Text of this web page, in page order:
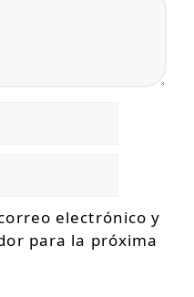
electrónico y
para la próxima